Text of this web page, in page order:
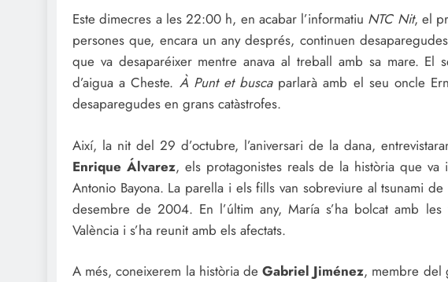
Este dimecres a les 22:00 h, en acabar l’informatiu NTC Nit, el
persones que, encara un any després, continuen
que va desaparéixer mentre anava al treball amb sa mare. El
d’aigua a Cheste. À Punt et buscaparlarà amb el seu oncle
desaparegudes en grans catàstrofes.
Així, la nit del 29 d’octubre, l’aniversari de la dana,
Enrique Álvarez, els protagonistes reals de la història que va
Antonio Bayona. La parella i els fills van sobreviure al tsunami
desembre de 2004. En l’últim any, María s’ha bolcat amb
València i s’ha reunit amb els afectats.
A més, coneixerem la història deGabriel Jiménez, membre del